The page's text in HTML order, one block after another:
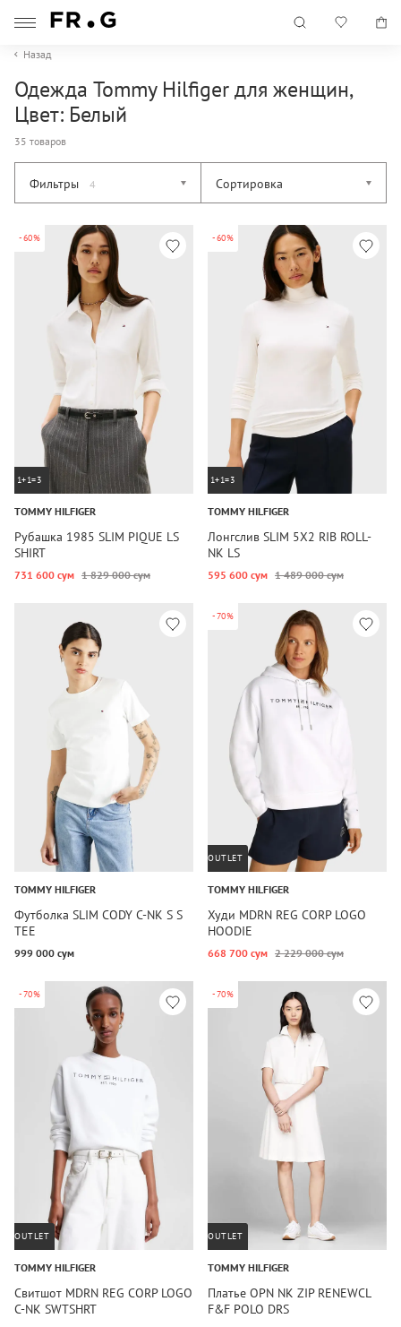
Назад
Одежда Tommy Hilfiger для женщин,
Цвет: Белый
35 товаров
Фильтры 4 Сортировка
-60%
1+1=3
TOMMY HILFIGER
Рубашка 1985 SLIM PIQUE LS
SHIRT
731 600 сум 1 829 000 сум
-60%
1+1=3
TOMMY HILFIGER
Лонгслив SLIM 5X2 RIB ROLL-
NK LS
595 600 сум 1 489 000 сум
TOMMY HILFIGER
Футболка SLIM CODY C-NK S S
TEE
999 000 сум
-70%
OUTLET
TOMMY HILFIGER
Худи MDRN REG CORP LOGO
HOODIE
668 700 сум 2 229 000 сум
-70%
OUTLET
TOMMY HILFIGER
Свитшот MDRN REG CORP LOGO
C-NK SWTSHRT
-70%
OUTLET
TOMMY HILFIGER
Платье OPN NK ZIP RENEWCL
F&F POLO DRS